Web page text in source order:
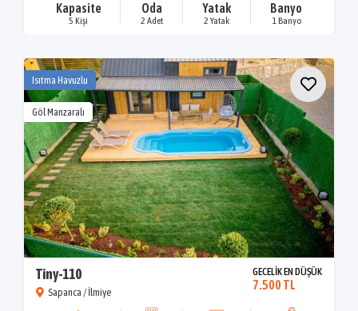
Kapasite
5 Kişi
Oda
2 Adet
Yatak
2 Yatak
Banyo
1 Banyo
Isıtma Havuzlu
Göl Manzaralı
Tiny-110
Sapanca / İlmiye
GECELİK EN DÜŞÜK
7.500 TL